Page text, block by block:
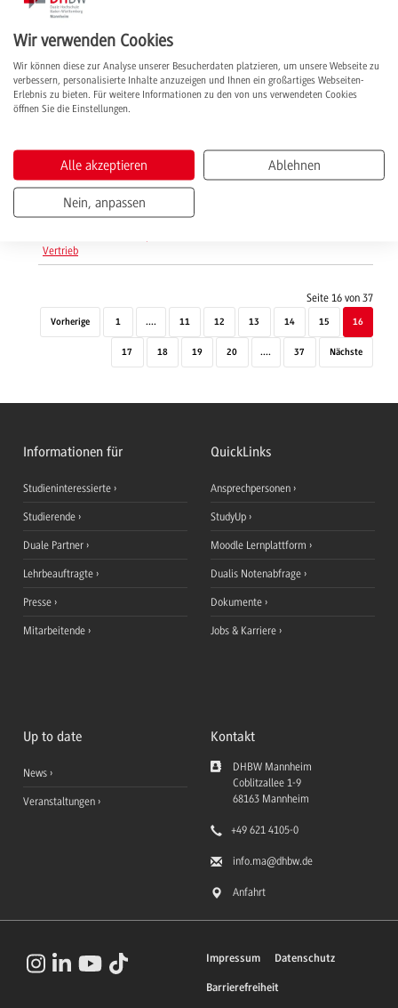
Info-Flyer WI - E-Government
Info-Flyer WI - IMBIT
Info-Flyer Wirtschaftsingenieurwesen -
Allgemeines Wirtschaftsingenieurwesen
03 / 2026 +
Info-Flyer Wirtschaftsingenieurwesen -
Maschinenbau - Schwerpunkt Produktion &
Logistik
03 / 2026
Info-Flyer Wirtschaftsingenieurwesen -
Vertrieb
Seite 16 von 37
Vorherige 1 .... 11 12 13 14 15 16
17 18 19 20 .... 37 Nächste
Informationen für
Studieninteressierte
Studierende
Duale Partner
Lehrbeauftragte
Presse
Mitarbeitende
QuickLinks
Ansprechpersonen
StudyUp
Moodle Lernplattform
Dualis Notenabfrage
Dokumente
Jobs & Karriere
Up to date
News
Veranstaltungen
Kontakt
DHBW Mannheim
Coblitzallee 1-9
68163 Mannheim
+49 621 4105-0
info.ma@dhbw.de
Anfahrt
Impressum Datenschutz
Barrierefreiheit
Wir verwenden Cookies
Wir können diese zur Analyse unserer Besucherdaten platzieren, um unsere Webseite zu
verbessern, personalisierte Inhalte anzuzeigen und Ihnen ein großartiges Webseiten-
Erlebnis zu bieten. Für weitere Informationen zu den von uns verwendeten Cookies
öffnen Sie die Einstellungen.
Alle akzeptieren Ablehnen
Nein, anpassen